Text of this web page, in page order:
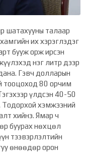
шатахууны талаар
их хэрэглэдэг
бууж орж ирсэн
нэг литр дээр
Гэвч долларын
тооцоход 80 орчим
үлдсэн 40-50
Тодорхой хэмжээний
хийнэ. Ямар ч
буурах нөхцөл
тээвэрлэлтийн
өнөөдөр орон